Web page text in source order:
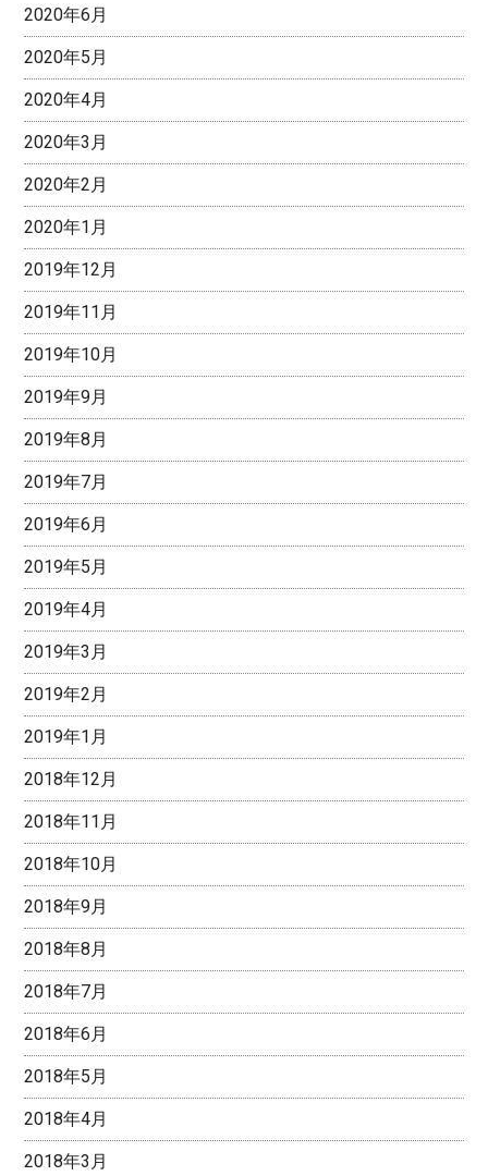
2020年6月
2020年5月
2020年4月
2020年3月
2020年2月
2020年1月
2019年12月
2019年11月
2019年10月
2019年9月
2019年8月
2019年7月
2019年6月
2019年5月
2019年4月
2019年3月
2019年2月
2019年1月
2018年12月
2018年11月
2018年10月
2018年9月
2018年8月
2018年7月
2018年6月
2018年5月
2018年4月
2018年3月